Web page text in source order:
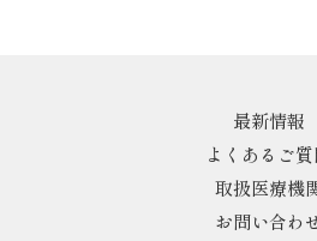
最新情報
よくあるご
取扱医療機
お問い合わ